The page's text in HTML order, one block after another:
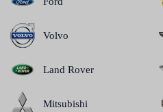
Volvo
Land Rover
Mitsubishi